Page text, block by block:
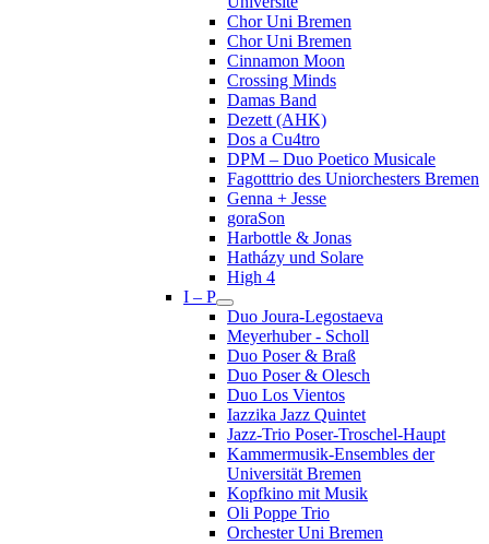
Chor Uni Bremen
Chor Uni Bremen
Cinnamon Moon
Crossing Minds
Damas Band
Dezett (AHK)
Dos a Cu4tro
DPM – Duo Poetico Musicale
Fagotttrio des Uniorchesters Bremen
Genna + Jesse
goraSon
Harbottle & Jonas
Hatházy und Solare
High 4
I – P
Duo Joura-Legostaeva
Meyerhuber - Scholl
Duo Poser & Braß
Duo Poser & Olesch
Duo Los Vientos
Iazzika Jazz Quintet
Jazz-Trio Poser-Troschel-Haupt
Kammermusik-Ensembles der
Universität Bremen
Kopfkino mit Musik
Oli Poppe Trio
Orchester Uni Bremen